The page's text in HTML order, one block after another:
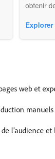
obtenir
web et
l’audience